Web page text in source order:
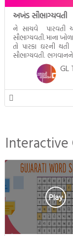
અખંડ સૌભાગ્યવતી
ને સાચવે પારવતી
સૌભાગ્યવતી. માના
તો પારકા ઘરની
સૌભાગ્યવતી. ભગવાનને
સાચો સગો છે પતિGL
Interactive
Play